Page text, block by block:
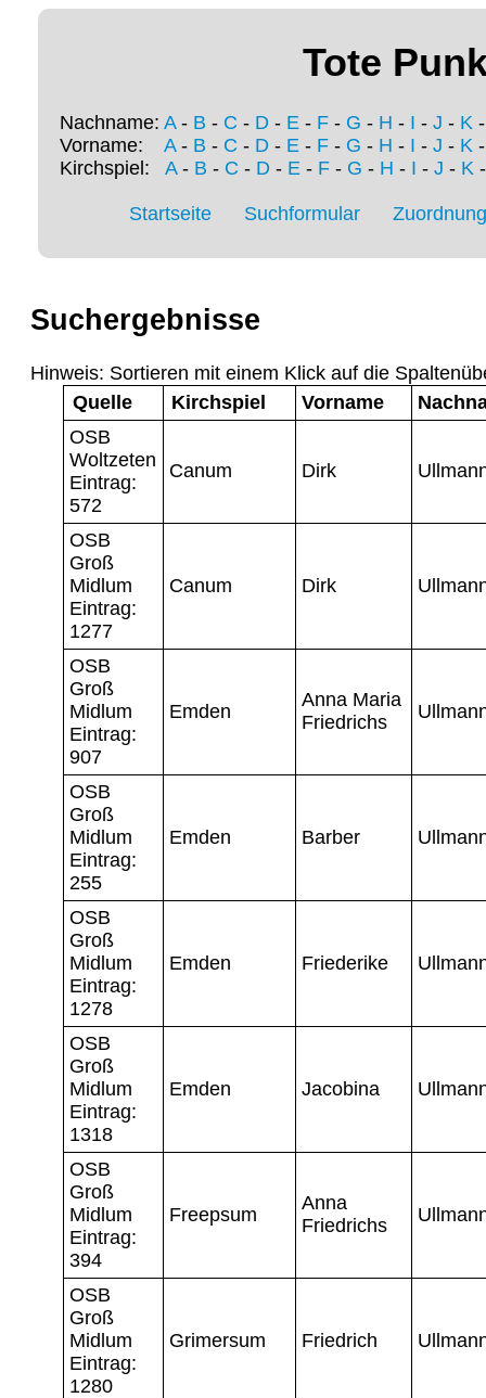
Tote
Nachname: A- B - C - D - E - F - G - H - I - J - K
Vorname: A- B - C - D - E - F - G - H - I - J - K
Kirchspiel: A- B - C - D- E- F- G - H - I - J - K
Startseite Suchformular
Suchergebnisse
Hinweis: Sortieren mit einem Klick auf die
Quelle
Kirchspiel Vorname
OSB
Woltzeten
Eintrag:
572
Canum Dirk
OSB
Groß
Midlum
Eintrag:
1277
Canum Dirk
OSB
Groß
Midlum
Eintrag:
907
Emden
Anna Maria
Friedrichs
OSB
Groß
Midlum
Eintrag:
255
Emden Barber
OSB
Groß
Midlum
Eintrag:
1278
Emden Friederike
OSB
Groß
Midlum
Eintrag:
1318
Emden Jacobina
OSB
Groß
Midlum
Eintrag:
394
Freepsum
Anna
Friedrichs
OSB
Groß
Midlum
Eintrag:
1280
Grimersum Friedrich